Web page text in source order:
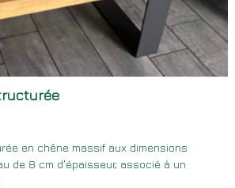
en chêne massif aux dimensions
de 8 cm d’épaisseur, associé à un